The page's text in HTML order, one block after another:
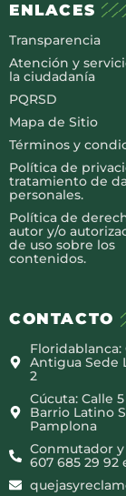
ENLACES
Transparencia
Atención y
la ciudadanía
PQRSD
Mapa de Sitio
Términos y
Política de
tratamiento de
personales.
Política de
autor y/o
de uso sobre los
contenidos.
CONTACTO
Floridablanca:
Antigua Sede
2
Cúcuta: Calle
Barrio Latino
Pamplona
Conmutador
607 685 29 92